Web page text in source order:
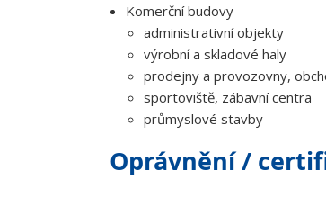
Komerční budovy
administrativní objekty
výrobní a skladové haly
prodejny a provozovny,
sportoviště, zábavní centra
průmyslové stavby
Oprávnění /